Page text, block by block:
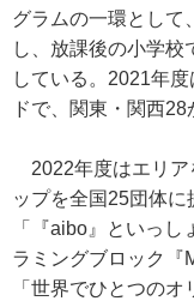
グラムの一環として
し、放課後の小学校
している。2021年
ドで、関東・関西
2022年度はエリア
ップを全国25団体
「『aibo』といっ
ラミングブロック『
「世界でひとつの